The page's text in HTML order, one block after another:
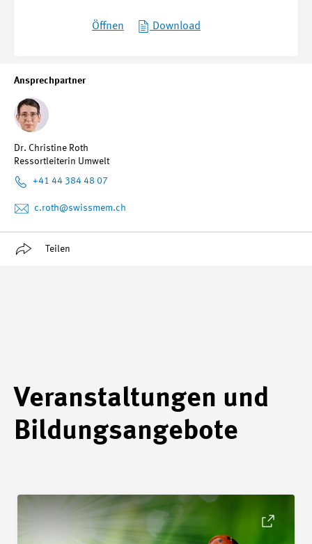
Ansprechpartner
Dr. Christine Roth
Ressortleiterin Umwelt
+41 44 384 48 07
c.roth@swissmem.ch
Teilen
Öffnen Download
Veranstaltungen und
Bildungsangebote
Details Revision SN EN ISO 14001_2026 Umweltmanagement